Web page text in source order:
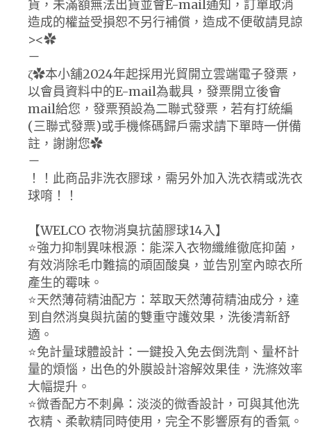
貨，未滿額無法出貨並會E-mail通知，訂單取消
造成的權益受損恕不另行補償，造成不便敬請見諒
><✿
－
ζ✿本小舖2024年起採用光貿開立雲端電子發票，
以會員資料中的E-mail為載具，發票開立後會
mail給您，發票預設為二聯式發票，若有打統編
(三聯式發票)或手機條碼歸戶需求請下單時一併備
註，謝謝您✿
－
！！此商品非洗衣膠球，需另外加入洗衣精或洗衣
球唷！！
【WELCO 衣物消臭抗菌膠球14入】
⭐️強力抑制異味根源：能深入衣物纖維徹底抑菌，
有效消除毛巾難搞的頑固酸臭，並告別室內晾衣所
產生的霉味。
⭐️天然薄荷精油配方：萃取天然薄荷精油成分，達
到自然消臭與抗菌的雙重守護效果，洗後清新舒
適。
⭐️免計量球體設計：一鍵投入免去倒洗劑、量杯計
量的煩惱，出色的外膜設計溶解效果佳，洗滌效率
大幅提升。
⭐️微香配方不刺鼻：淡淡的微香設計，可與其他洗
衣精、柔軟精同時使用，完全不影響原有的香氣。